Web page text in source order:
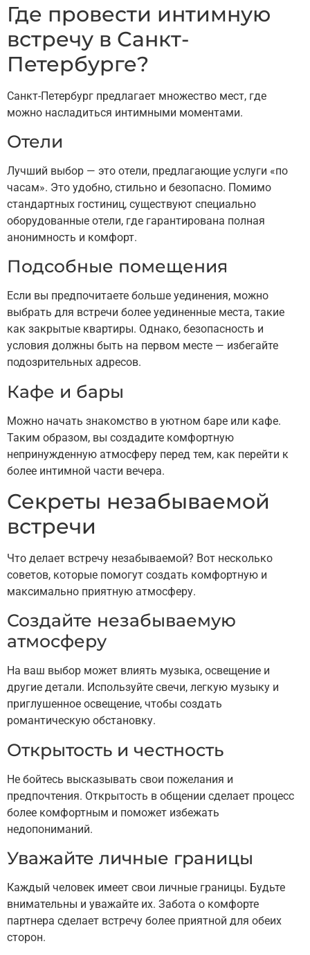
Где провести интимную
встречу в Санкт-
Петербурге?
Санкт-Петербург предлагает множество мест, где
можно насладиться интимными моментами.
Отели
Лучший выбор — это отели, предлагающие услуги «по
часам». Это удобно, стильно и безопасно. Помимо
стандартных гостиниц, существуют специально
оборудованные отели, где гарантирована полная
анонимность и комфорт.
Подсобные помещения
Если вы предпочитаете больше уединения, можно
выбрать для встречи более уединенные места, такие
как закрытые квартиры. Однако, безопасность и
условия должны быть на первом месте — избегайте
подозрительных адресов.
Кафе и бары
Можно начать знакомство в уютном баре или кафе.
Таким образом, вы создадите комфортную
непринужденную атмосферу перед тем, как перейти к
более интимной части вечера.
Секреты незабываемой
встречи
Что делает встречу незабываемой? Вот несколько
советов, которые помогут создать комфортную и
максимально приятную атмосферу.
Создайте незабываемую
атмосферу
На ваш выбор может влиять музыка, освещение и
другие детали. Используйте свечи, легкую музыку и
приглушенное освещение, чтобы создать
романтическую обстановку.
Открытость и честность
Не бойтесь высказывать свои пожелания и
предпочтения. Открытость в общении сделает процесс
более комфортным и поможет избежать
недопониманий.
Уважайте личные границы
Каждый человек имеет свои личные границы. Будьте
внимательны и уважайте их. Забота о комфорте
партнера сделает встречу более приятной для обеих
сторон.